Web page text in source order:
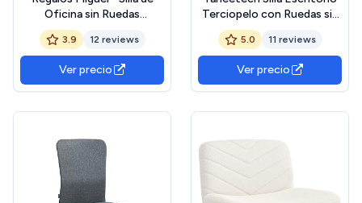
Oficina sin Ruedas
Confidente Midi - Máxima
Ergonomía - Ideal para
Escritorio y Gaming
3.9 12 reviews
Ver precio
Terciopelo con Ruedas sin
Reposabrazo Giratoria
Capacidad 136 KG Blanco
5.0 11 reviews
Ver precio